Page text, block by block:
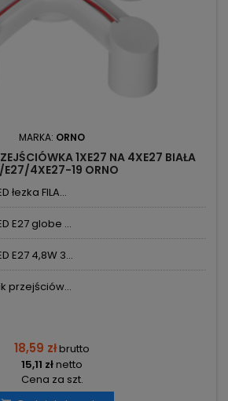
MARKA: ORNO
1XE27 NA 4XE27 BIAŁA
E27/4XE27-19 ORNO
łezka FILA...
E27 globe ...
E27 4,8W 3...
przejściów...
18,59 złbrutto
15,11 złnetto
Cena za szt.